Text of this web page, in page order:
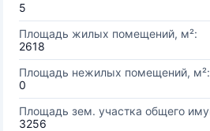
5
Площадь жилых помещений, м²:
2618
Площадь нежилых помещений, м²:
0
Площадь зем. участка общего
3256